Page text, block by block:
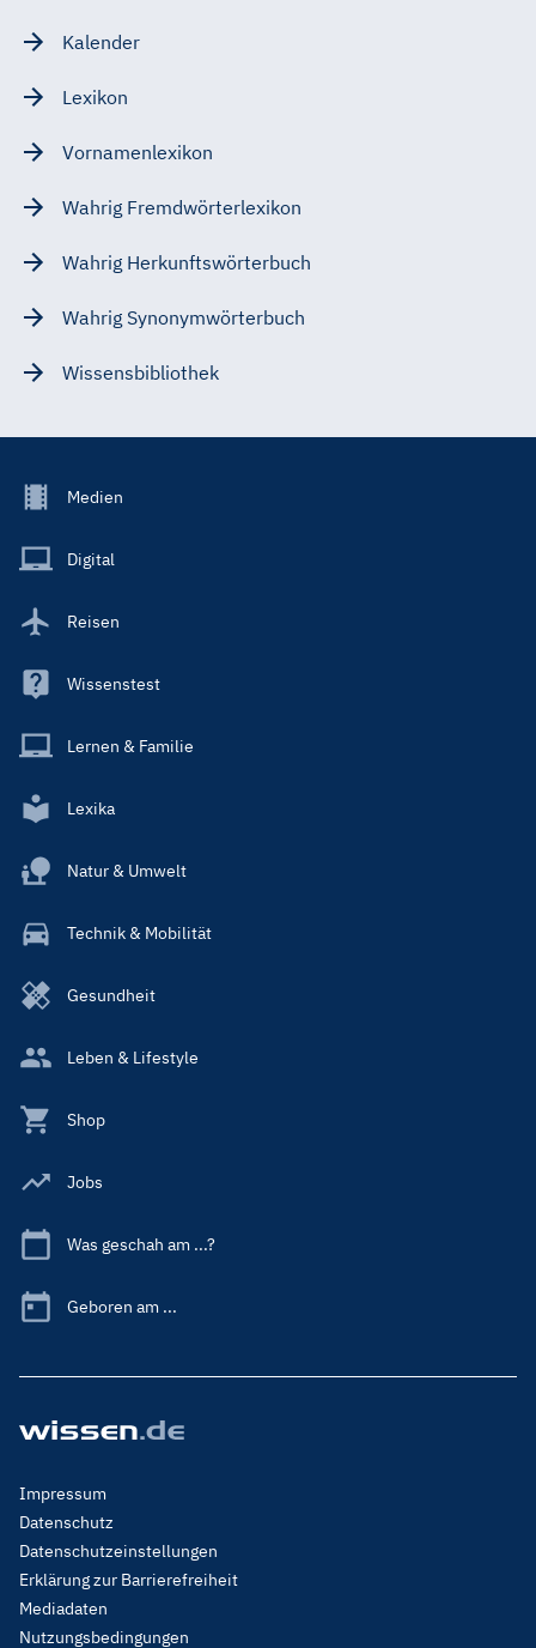
Kalender
Lexikon
Vornamenlexikon
Wahrig Fremdwörterlexikon
Wahrig Herkunftswörterbuch
Wahrig Synonymwörterbuch
Wissensbibliothek
Footer
Main
Medien
Digital
Reisen
Wissenstest
Lernen & Familie
Lexika
Natur & Umwelt
Technik & Mobilität
Gesundheit
Leben & Lifestyle
Shop
Jobs
Was geschah am ...?
Geboren am ...
Footer
Menu
Legal
Impressum
Datenschutz
Datenschutzeinstellungen
Erklärung zur Barrierefreiheit
Mediadaten
Nutzungsbedingungen